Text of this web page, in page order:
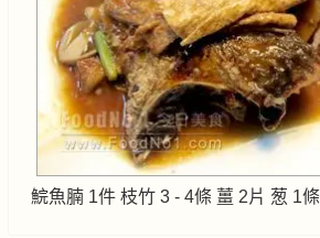
鯇魚腩 1件 枝竹 3 - 4條 薑 2片 葱 1條